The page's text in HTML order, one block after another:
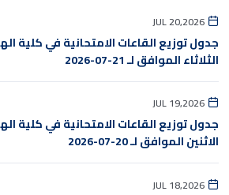
JUL 20,2026
جدول توزيع القاعات الامتحانية في كلية
الثلاثاء الموافق لـ 21-07-2026
JUL 19,2026
جدول توزيع القاعات الامتحانية في كلية
الاثنين الموافق لـ 20-07-2026
JUL 18,2026